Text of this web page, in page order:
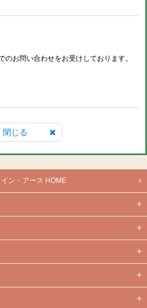
お問い合わせをお受けしております。
閉じる
ン・アース HOME